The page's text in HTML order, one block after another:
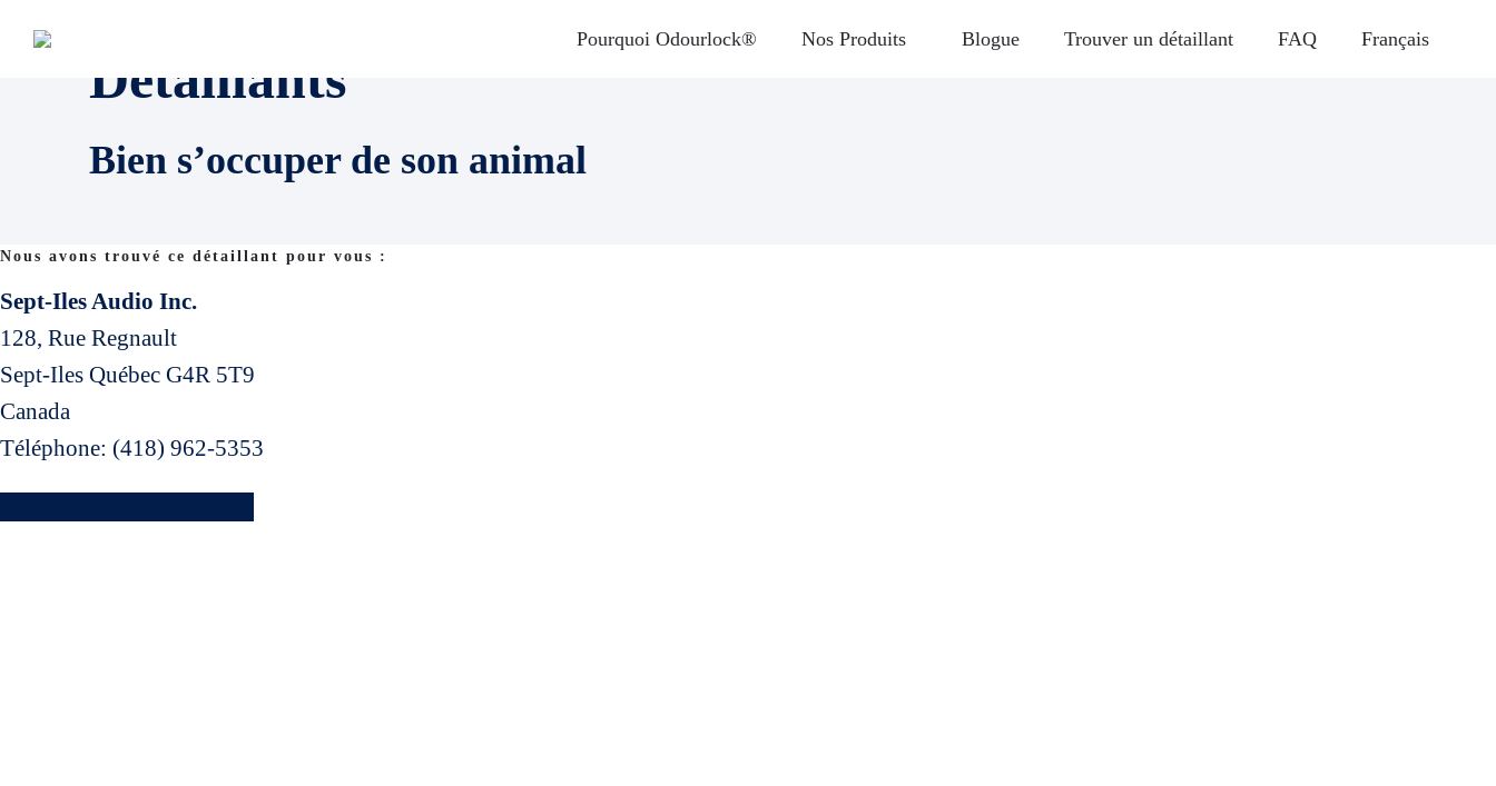
Pourquoi Odourlock® Nos Produits Blogue Trouver un détaillant FAQ Français
Détaillants
Bien s’occuper de son animal
Nous avons trouvé ce détaillant pour vous :
Sept-Iles Audio Inc.
128, Rue Regnault
Sept-Iles Québec G4R 5T9
Canada
Téléphone: (418) 962-5353